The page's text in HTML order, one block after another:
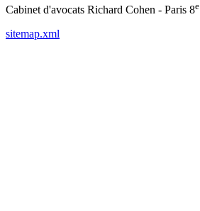
Cabinet d'avocats Richard Cohen - Paris 8e
sitemap.xml